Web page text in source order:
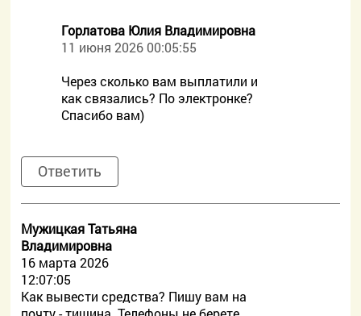
Горлатова Юлия Владимировна
11 июня 2026 00:05:55
Через сколько вам выплатили и
как связались? По электронке?
Спасибо вам)
Ответить
Мужицкая Татьяна
Владимировна
16 марта 2026
12:07:05
Как вывести средства? Пишу вам на